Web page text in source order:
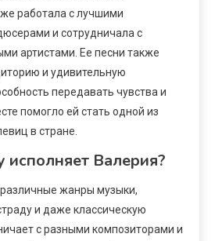
работала с лучшими
и сотрудничала с
артистами. Ее песни также
и удивительную
передавать чувства и
помогло ей стать одной из
в стране.
исполняет Валерия?
жанры музыки,
и даже классическую
с разными композиторами и